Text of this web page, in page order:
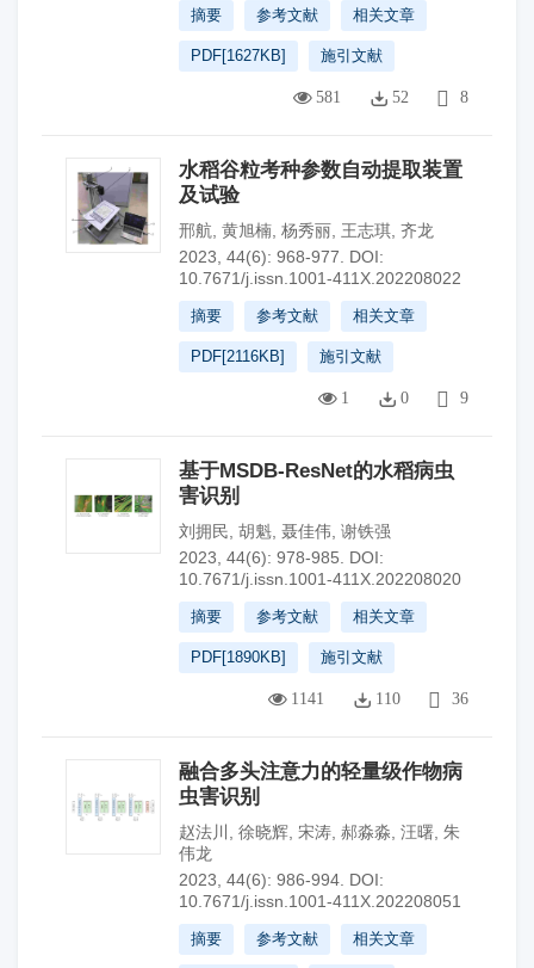
摘要 参考文献 相关文章
PDF[1627KB] 施引文献
581 52 8
水稻谷粒考种参数自动提取装置
及试验
邢航 黄旭楠 杨秀丽 王志琪 齐龙
2023, 44(6): 968-977.
DOI:
10.7671/j.issn.1001-411X.202208022
摘要 参考文献 相关文章
PDF[2116KB] 施引文献
1 0 9
基于MSDB-ResNet的水稻病虫
害识别
刘拥民 胡魁 聂佳伟 谢铁强
2023, 44(6): 978-985.
DOI:
10.7671/j.issn.1001-411X.202208020
摘要 参考文献 相关文章
PDF[1890KB] 施引文献
1141 110 36
融合多头注意力的轻量级作物病
虫害识别
赵法川 徐晓辉 宋涛 郝淼淼 汪曙 朱
伟龙
2023, 44(6): 986-994. DOI:
10.7671/j.issn.1001-411X.202208051
摘要 参考文献 相关文章